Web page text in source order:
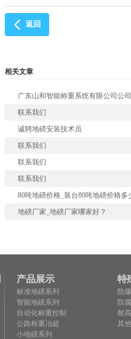
返回
相关文章
广东山和智能称重系统有限公司公
联系我们
诚聘地磅安装技术员
联系我们
联系我们
联系我们
80吨地磅价格_装台80吨地磅价格
地磅厂家_地磅厂家哪家好？
产品展示
标准地磅系列
智能地磅系列
自动化称重控制
公路称重冶超
小地磅系列
特
防
防
耐
其他